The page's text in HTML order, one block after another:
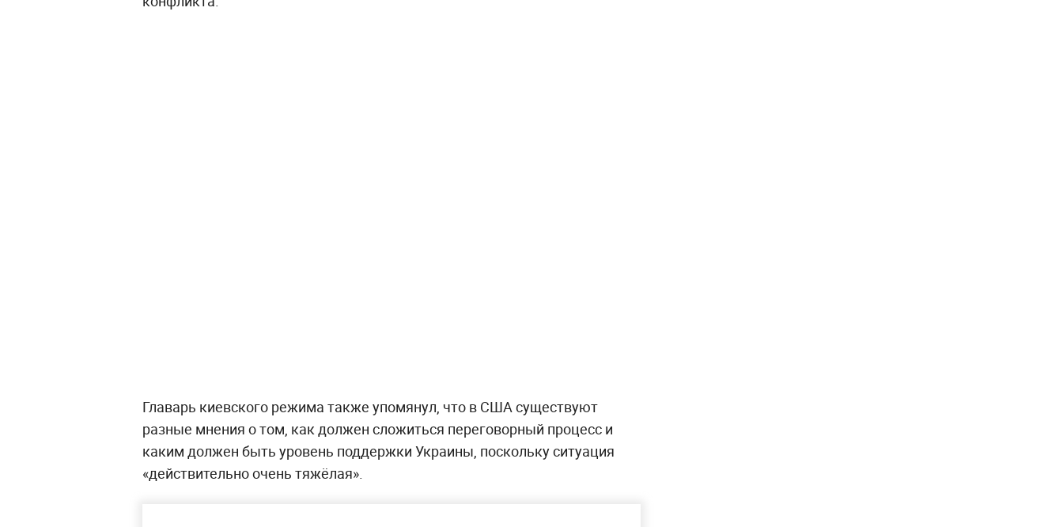
Главарь киевского режима также упомянул, что в США существуют
разные мнения о том, как должен сложиться переговорный процесс и
каким должен быть уровень поддержки Украины, поскольку ситуация
«действительно очень тяжёлая».